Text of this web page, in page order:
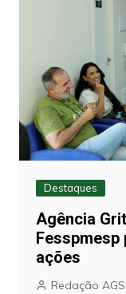
Destaques
Agência
Fesspmesp
ações
Redação